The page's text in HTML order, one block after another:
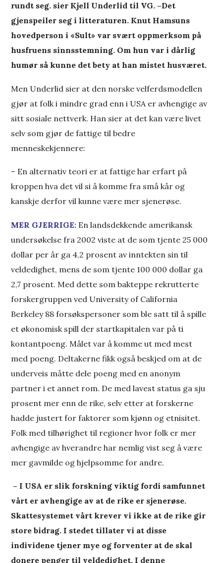
rundt seg. sier Kjell Underlid til VG. –Det
gjenspeiler seg i litteraturen. Knut Hamsuns
hovedperson i «Sult» var svært oppmerksom på
husfruens sinnsstemning. Om hun var i dårlig
humør så kunne det bety at han mistet husværet.
Men Underlid sier at den norske velferdsmodellen
gjør at folk i mindre grad enn i USA er avhengige av
sitt sosiale nettverk. Han sier at det kan være livet
selv som gjør de fattige til bedre
menneskekjennere:
– En alternativ teori er at fattige har erfart på
kroppen hva det vil si å komme fra små kår og
kanskje derfor vil kunne være mer sjenerøse.
MER GJERRIGE: En landsdekkende amerikansk
undersøkelse fra 2002 viste at de som tjente 25 000
dollar per år ga 4,2 prosent av inntekten sin til
veldedighet, mens de som tjente 100 000 dollar ga
2,7 prosent. Med dette som bakteppe rekrutterte
forskergruppen ved University of California
Berkeley 88 forsøkspersoner som ble satt til å spille
et økonomisk spill der startkapitalen var på ti
kontantpoeng. Målet var å komme ut med mest
med poeng. Deltakerne fikk også beskjed om at de
underveis måtte dele poeng med en anonym
partner i et annet rom. De med lavest status ga sju
prosent mer enn de rike, selv etter at forskerne
hadde justert for faktorer som kjønn og etnisitet.
Folk med tilhørighet til regioner hvor folk er mer
avhengige av hverandre har nemlig vist seg å være
mer gavmilde og hjelpsomme for andre.
– I USA er slik forskning viktig fordi samfunnet
vårt er avhengige av at de rike er sjenerøse.
Skattesystemet vårt krever vi ikke at de rike gir
store bidrag. I stedet tillater vi at disse
individene tjener mye og forventer at de skal
donere penger til veldedighet. I denne